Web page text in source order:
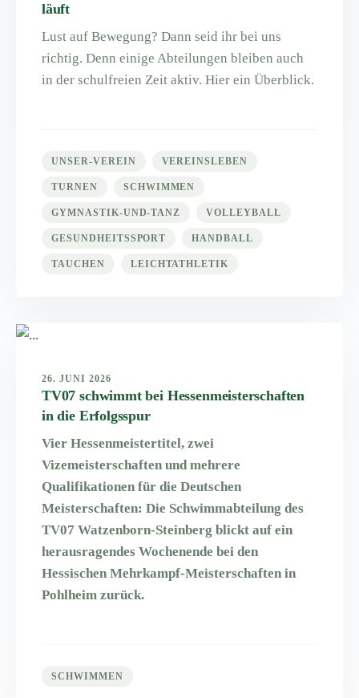
läuft
Lust auf Bewegung? Dann seid ihr bei uns
richtig. Denn einige Abteilungen bleiben auch
in der schulfreien Zeit aktiv. Hier ein Überblick.
UNSER-VEREIN VEREINSLEBEN
TURNEN SCHWIMMEN
GYMNASTIK-UND-TANZ VOLLEYBALL
GESUNDHEITSSPORT HANDBALL
TAUCHEN LEICHTATHLETIK
26. JUNI 2026
TV07 schwimmt bei Hessenmeisterschaften
in die Erfolgsspur
Vier Hessenmeistertitel, zwei
Vizemeisterschaften und mehrere
Qualifikationen für die Deutschen
Meisterschaften: Die Schwimmabteilung des
TV07 Watzenborn-Steinberg blickt auf ein
herausragendes Wochenende bei den
Hessischen Mehrkampf-Meisterschaften in
Pohlheim zurück.
SCHWIMMEN